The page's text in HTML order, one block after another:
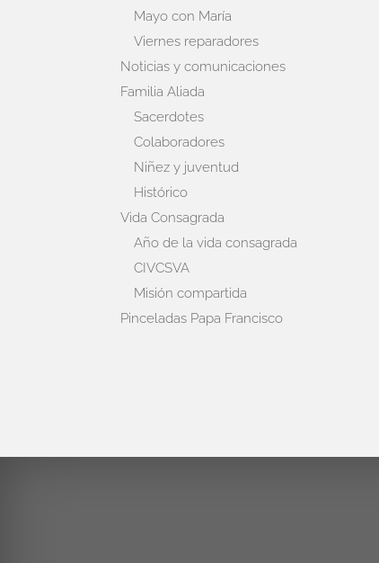
Mayo con María
Viernes reparadores
Noticias y comunicaciones
Familia Aliada
Sacerdotes
Colaboradores
Niñez y juventud
Histórico
Vida Consagrada
Año de la vida consagrada
CIVCSVA
Misión compartida
Pinceladas Papa Francisco